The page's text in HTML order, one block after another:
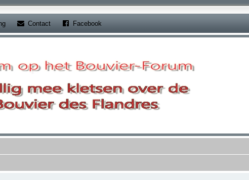
Contact(Opens a new tab)
Facebook